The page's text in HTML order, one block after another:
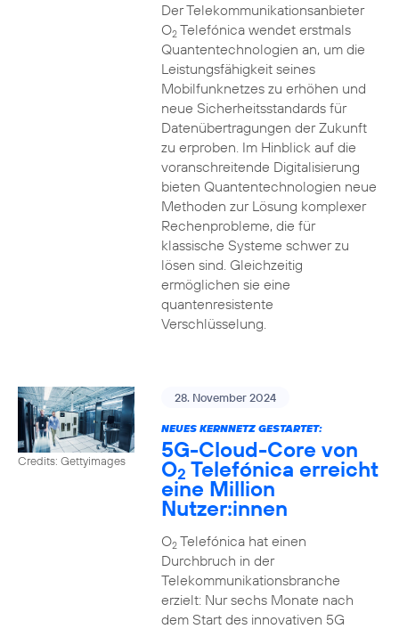
Der Telekommunikationsanbieter
O2Telefónica wendet erstmals
Quantentechnologien an, um die
Leistungsfähigkeit seines
Mobilfunknetzes zu erhöhen und
neue Sicherheitsstandards für
Datenübertragungen der Zukunft
zu erproben. Im Hinblick auf die
voranschreitende Digitalisierung
bieten Quantentechnologien neue
Methoden zur Lösung komplexer
Rechenprobleme, die für
klassische Systeme schwer zu
lösen sind. Gleichzeitig
ermöglichen sie eine
quantenresistente
Verschlüsselung.
Credits: Gettyimages
28. November 2024
NEUES KERNNETZ GESTARTET:
5G-Cloud-Core von
O2 Telefónica erreicht
eine Million
Nutzer:innen
O2Telefónica hat einen
Durchbruch in der
Telekommunikationsbranche
erzielt: Nur sechs Monate nach
dem Start des innovativen 5G